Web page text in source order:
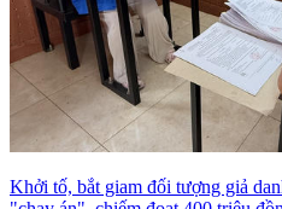
Khởi tố, bắt giam đối tượng giả